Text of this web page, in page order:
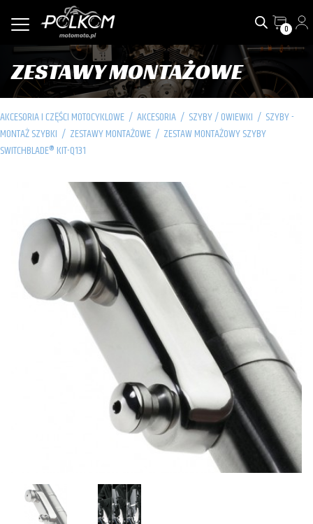
0
ZESTAWY MONTAŻOWE
AKCESORIA I CZĘŚCI MOTOCYKLOWE / AKCESORIA / SZYBY / OWIEWKI / SZYBY -
MONTAŻ SZYBKI / ZESTAWY MONTAŻOWE / ZESTAW MONTAŻOWY SZYBY
SWITCHBLADE® KIT-Q131